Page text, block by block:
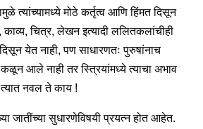
त्यांच्यामध्ये मोठे कर्तृत्व आणि हिंमत दिसून
काव्य, चित्र, लेखन इत्यादी ललितकलांचीही
दिसून येत नाही, पण साधारणतः पुरुषांनाच
कळून आले नाही तर स्त्रियांमध्ये त्याचा अभाव
नवल ते काय !
जातींच्या सुधारणेविषयी प्रयत्न होत आहेत.